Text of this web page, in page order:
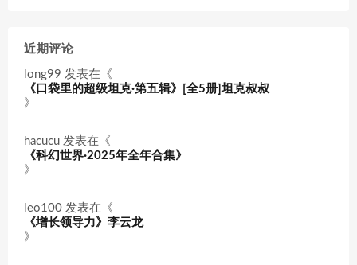
近期评论
long99 发表在《
《口袋里的超级坦克·第五辑》[全5册]坦克叔叔
》
hacucu 发表在《
《科幻世界·2025年全年合集》
》
leo100 发表在《
《增长领导力》李云龙
》